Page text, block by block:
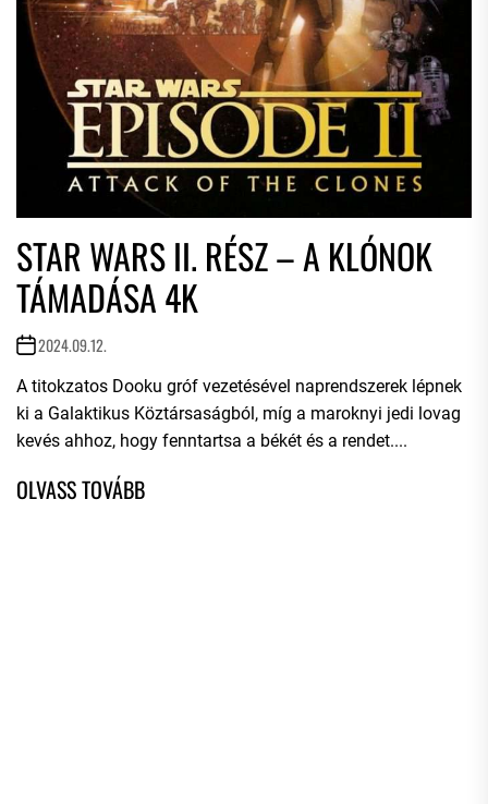
STAR WARS II. RÉSZ – A KLÓNOK
TÁMADÁSA 4K
2024.09.12.
A titokzatos Dooku gróf vezetésével naprendszerek lépnek
ki a Galaktikus Köztársaságból, míg a maroknyi jedi lovag
kevés ahhoz, hogy fenntartsa a békét és a rendet....